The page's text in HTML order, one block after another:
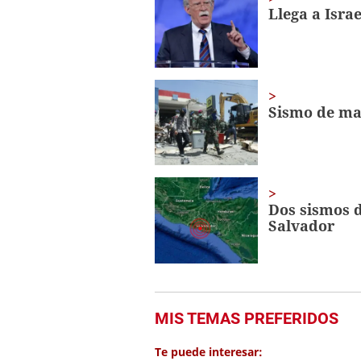
minute,
56
secondsVolume
0%
Llega a
Sismo de
Dos sismos
Salvador
MIS TEMAS PREFERIDOS
Te puede interesar: